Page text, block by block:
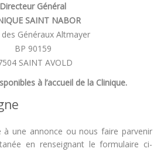
Directeur Général
SAINT NABOR
Généraux Altmayer
BP 90159
SAINT AVOLD
à l’accueil de la Clinique.
à une annonce ou nous faire parvenir
en renseignant le formulaire ci-